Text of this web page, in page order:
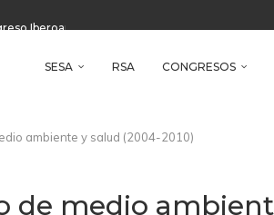
SESA
RSA CONGRESOS
ambiente y salud (2004-2010)
de medio